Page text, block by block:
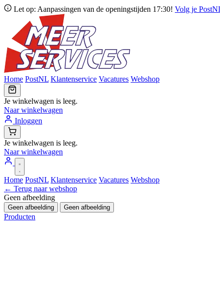
Let op: Aanpassingen van de openingstijden 17:30! Volg je
Home PostNL Klantenservice Vacatures Webshop
Je winkelwagen is leeg.
Naar winkelwagen
Inloggen
Je winkelwagen is leeg.
Naar winkelwagen
Home PostNL Klantenservice Vacatures Webshop
← Terug naar webshop
Geen afbeelding
Geen afbeelding Geen afbeelding
Producten